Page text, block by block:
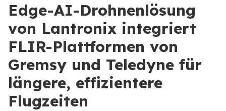
Edge-AI-Drohnenlösung
von Lantronix integriert
FLIR-Plattformen von
Gremsy und Teledyne für
längere, effizientere
Flugzeiten